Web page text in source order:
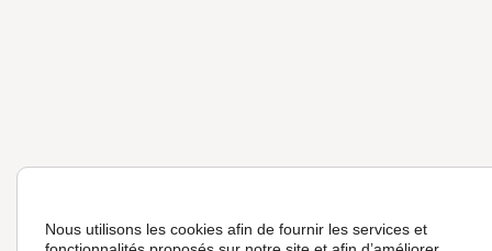
Nous utilisons les cookies afin de fournir les services et